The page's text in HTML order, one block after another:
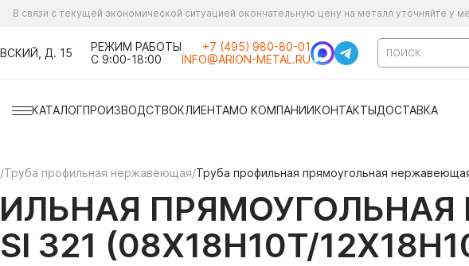
В связи с текущей экономической ситуацией окончательную цену на металл уточняйте у
Д. 15
РЕЖИМ РАБОТЫ
С 9:00-18:00
+7 (495) 980-80-01
INFO@ARION-METAL.RU
КАТАЛОГПРОИЗВОДСТВОКЛИЕНТАМО КОМПАНИИКОНТАКТЫДОСТАВКА
/Труба профильная нержавеющая/Труба профильная прямоугольная
321 (08Х18Н10Т/